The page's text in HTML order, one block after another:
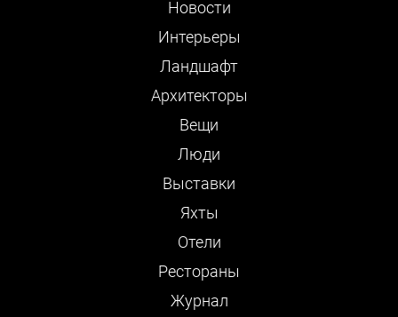
Новости
Интерьеры
Ландшафт
Архитекторы
Вещи
Люди
Выставки
Яхты
Отели
Рестораны
Журнал